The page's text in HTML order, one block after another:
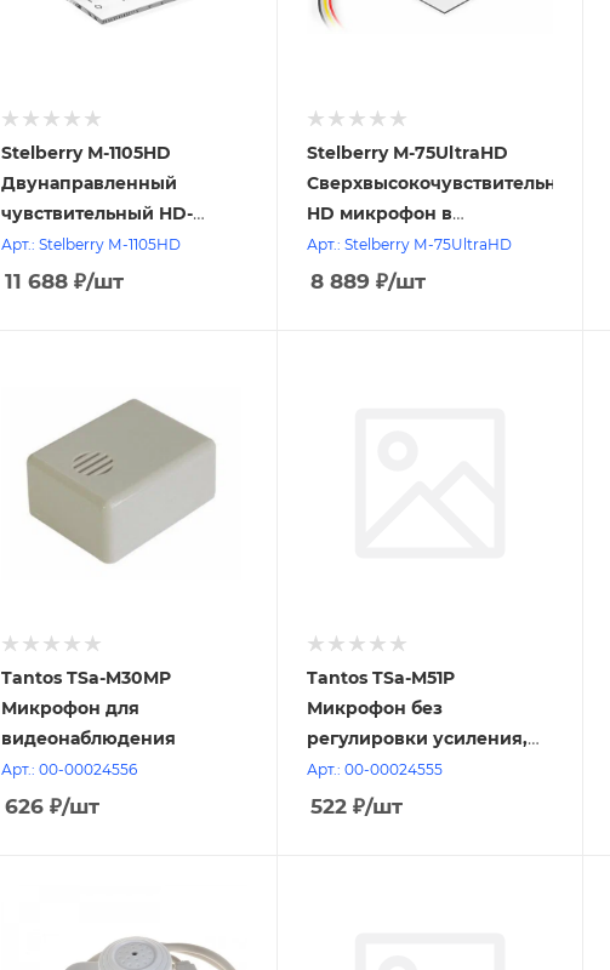
Stelberry М-1105HD
Двунаправленный
чувствительный HD-
микрофон в
металическом корпусе с
Арт.: Stelberry М-1105HD
11 688 ₽/шт
Stelberry М-75UltraHD
Сверхвысокочувствительный
HD микрофон в
металлическом корпусе
Арт.: Stelberry М-75UltraHD
8 889 ₽/шт
Tantos TSa-M30MP
Микрофон для
видеонаблюдения
Арт.: 00-00024556
626 ₽/шт
Tantos TSa-M51P
Микрофон без
регулировки усиления,
разъём Аудио -"Тюльпан",
разъём питания,
Арт.: 00-00024555
522₽/шт